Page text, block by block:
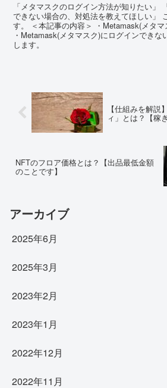
「メタマスクのログイン方法が知りたい」
できない場合の、対処法を教えてほしい」
す。 ＜本記事の内容＞ ・Metamask(メタ
・Metamask(メタマスク)にログインでき
します。
【仕組みを解説
ィ」とは？【稼
NFTのフロア価格とは？【出品最低金額
のことです】
アーカイブ
2025年6月
2025年3月
2023年2月
2023年1月
2022年12月
2022年11月